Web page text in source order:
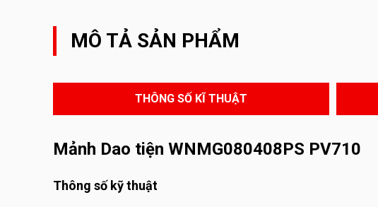
MÔ TẢ SẢN PHẨM
THÔNG SỐ KĨ THUẬT
Mảnh Dao tiện WNMG080408PS PV710
Thông số kỹ thuật